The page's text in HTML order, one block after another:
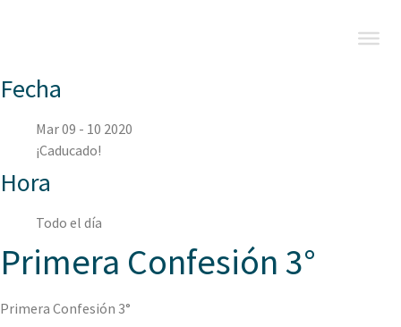
Fecha
Mar 09 - 10 2020
¡Caducado!
Hora
Todo el día
Primera Confesión 3°
Primera Confesión 3°